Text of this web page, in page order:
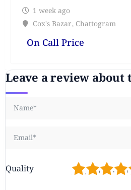
1 week ago
Cox's Bazar, Chattogram
On Call Price
Leave a review about
Quality 5
4
3
2